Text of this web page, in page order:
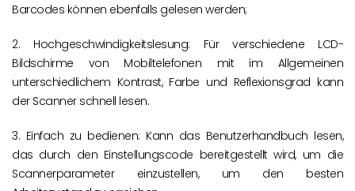
Barcodes können ebenfalls gelesen werden;
2. Hochgeschwindigkeitslesung: Für verschiedene LCD-
Bildschirme von Mobiltelefonen mit im Allgemeinen
unterschiedlichem Kontrast, Farbe und Reflexionsgrad kann
der Scanner schnell lesen.
3. Einfach zu bedienen: Kann das Benutzerhandbuch lesen,
das durch den Einstellungscode bereitgestellt wird, um die
Scannerparameter einzustellen, um den besten